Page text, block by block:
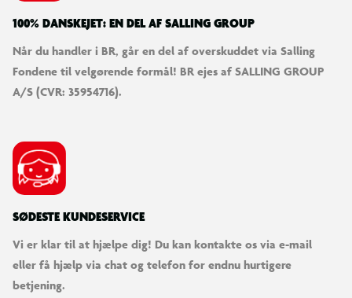
100% DANSKEJET: EN DEL AF SALLING GROUP
Når du handler i BR, går en del af overskuddet via Salling
Fondene til velgørende formål! BR ejes af SALLING GROUP
A/S (CVR: 35954716).
SØDESTE KUNDESERVICE
Vi er klar til at hjælpe dig! Du kan kontakte os via e-mail
eller få hjælp via chat og telefon for endnu hurtigere
betjening.